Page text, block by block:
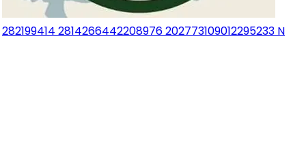
282199414 2814266442208976 202773109012295233 N